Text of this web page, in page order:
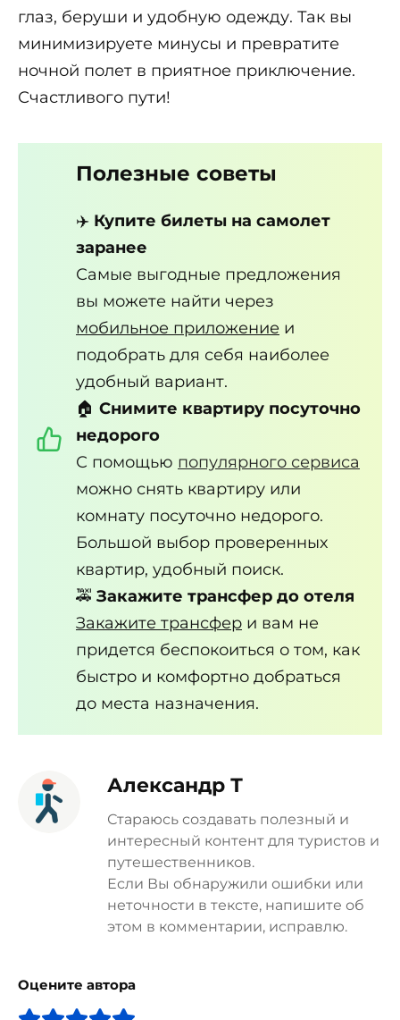
глаз, беруши и удобную одежду. Так вы
минимизируете минусы и превратите
ночной полет в приятное приключение.
Счастливого пути!
Полезные советы
✈️ Купите билеты на самолет
заранее
Самые выгодные предложения
вы можете найти через
мобильное приложение и
подобрать для себя наиболее
удобный вариант.
🏠 Снимите квартиру посуточно
недорого
С помощью популярного сервиса
можно снять квартиру или
комнату посуточно недорого.
Большой выбор проверенных
квартир, удобный поиск.
🚕 Закажите трансфер до отеля
Закажите трансфер и вам не
придется беспокоиться о том, как
быстро и комфортно добраться
до места назначения.
Александр Т
Стараюсь создавать полезный и
интересный контент для туристов и
путешественников.
Если Вы обнаружили ошибки или
неточности в тексте, напишите об
этом в комментарии, исправлю.
Оцените автора